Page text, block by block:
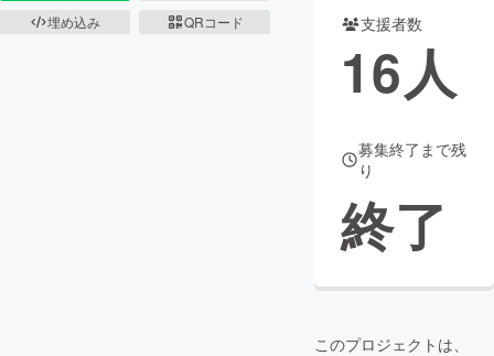
埋め込み
QRコード 支援者数
16人
募集終了まで残
り
終了
このプロジェクトは、